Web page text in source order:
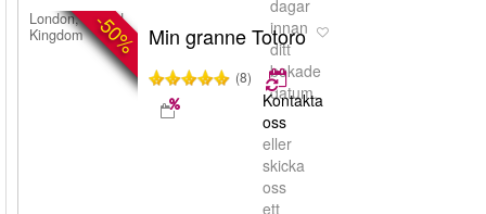
dagar
innan
ditt
bokade
datum.
-50%
London, United
Kingdom
Min granne Totoro
(8)
Kontakta
oss
eller
skicka
oss
ett